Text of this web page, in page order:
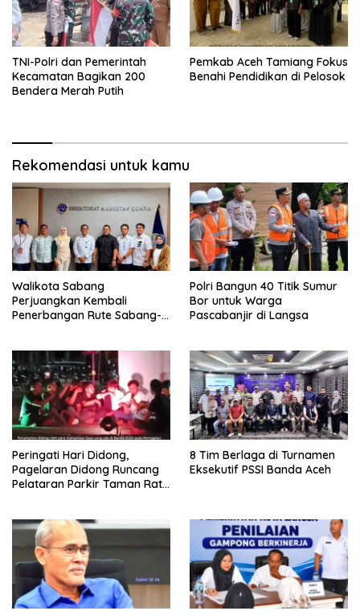
TNI-Polri dan Pemerintah
Kecamatan Bagikan 200
Bendera Merah Putih
Pemkab Aceh Tamiang Fokus
Benahi Pendidikan di Pelosok
Rekomendasi untuk kamu
Walikota Sabang
Perjuangkan Kembali
Penerbangan Rute Sabang-
Polri Bangun 40 Titik Sumur
Bor untuk Warga
Pascabanjir di Langsa
Peringati Hari Didong,
Pagelaran Didong Runcang
Pelataran Parkir Taman Ratu
8 Tim Berlaga di Turnamen
Eksekutif PSSI Banda Aceh